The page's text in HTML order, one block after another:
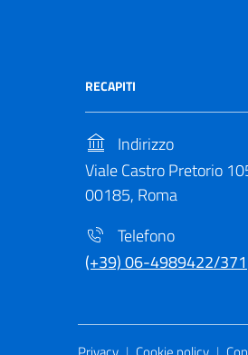
RECAPITI
Indirizzo
Viale Castro Pretorio
00185, Roma
Telefono
(+39) 06-4989422/371